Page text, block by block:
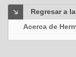
Regresar a
Acerca de